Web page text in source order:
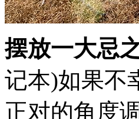
摆放一大忌
记本)如果不
正对的角度